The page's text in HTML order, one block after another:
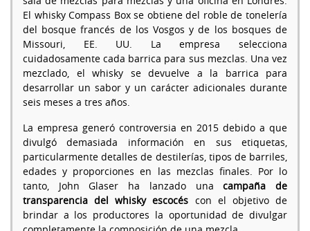
El whisky Compass Box se obtiene del roble de tonelería
del bosque francés de los Vosgos y de los bosques de
Missouri, EE. UU. La empresa selecciona
cuidadosamente cada barrica para sus mezclas. Una vez
mezclado, el whisky se devuelve a la barrica para
desarrollar un sabor y un carácter adicionales durante
seis meses a tres años.
La empresa generó controversia en 2015 debido a que
divulgó demasiada información en sus etiquetas,
particularmente detalles de destilerías, tipos de barriles,
edades y proporciones en las mezclas finales. Por lo
tanto, John Glaser ha lanzado unacampaña de
transparencia del whisky escocés con el objetivo de
brindar a los productores la oportunidad de divulgar